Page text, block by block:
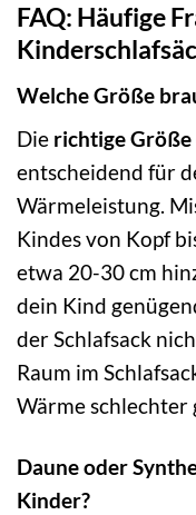
FAQ: Häufige
Welche Größe
Die richtige Größe
entscheidend für
Wärmeleistung.
Kindes von Kopf
etwa 20-30 cm
dein Kind
der Schlafsack
Raum im
Wärme schlechter
Daune oder
Kinder?